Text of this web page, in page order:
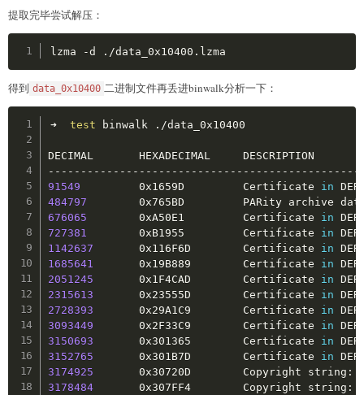
提取完毕尝试解压：
lzma -d ./data_0x10400.lzma
得到 data_0x10400 二进制文件再丢进binwalk分析一下：
➜ test binwalk ./data_0x10400
DECIMAL       HEXADECIMAL     DESCRIPTION
91549
         0x1659D         Certificate
in
484797
0x765BD         PARity archive
676065
        0xA50E1         Certificate
in
727381
        0xB1955         Certificate
in
1142637
       0x116F6D        Certificate
in
1685641
       0x19B889        Certificate
in
2051245
       0x1F4CAD        Certificate
in
2315613
       0x23555D        Certificate
in
2728393
       0x29A1C9        Certificate
in
3093449
       0x2F33C9        Certificate
in
3150693
       0x301365        Certificate
in
3152765
       0x301B7D        Certificate
in
3174925
       0x30720D        Copyright string:
3178484
       0x307FF4        Copyright string: